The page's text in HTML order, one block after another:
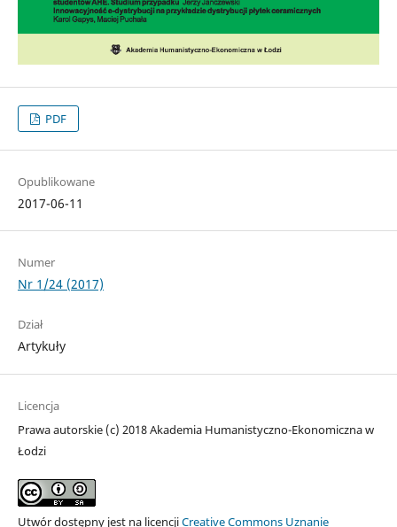
PDF
Opublikowane
2017-06-11
Numer
Nr 1/24 (2017)
Dział
Artykuły
Licencja
Prawa autorskie (c) 2018 Akademia Humanistyczno-Ekonomiczna w
Łodzi
Utwór dostępny jest na licencjiCreative Commons Uznanie